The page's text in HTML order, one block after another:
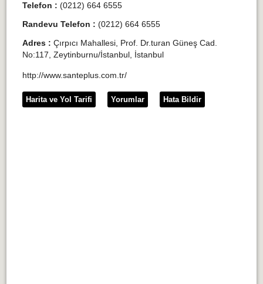
Telefon : (0212) 664 6555
Randevu Telefon : (0212) 664 6555
Adres : Çırpıcı Mahallesi, Prof. Dr.turan Güneş Cad.
No:117, Zeytinburnu/İstanbul, İstanbul
http://www.santeplus.com.tr/
Harita ve Yol Tarifi Yorumlar Hata Bildir